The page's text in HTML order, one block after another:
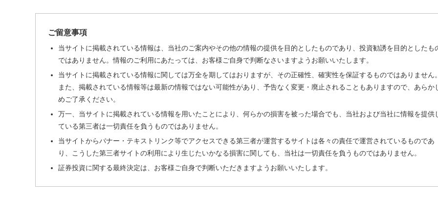
ご留意事項
当サイトに掲載されている情報は、当社のご案内やその他の情報の提供を目的としたものであり、投資勧誘を目的としたも
ではありません。情報のご利用にあたっては、お客様ご自身で判断なさいますようお願いいたします。
当サイトに掲載されている情報に関しては万全を期してはおりますが、その正確性、確実性を保証するものではありません。
また、掲載されている情報等は最新の情報ではない可能性があり、予告なく変更・廃止されることもありますので、あらか
めご了承ください。
万一、当サイトに掲載されている情報を用いたことにより、何らかの損害を被った場合でも、当社および当社に情報を提供
ている第三者は一切責任を負うものではありません。
当サイトからバナー・テキストリンク等でアクセスできる第三者が運営するサイトは各々の責任で運営されているものであ
り、こうした第三者サイトの利用により生じたいかなる損害に関しても、当社は一切責任を負うものではありません。
証券投資に関する最終決定は、お客様ご自身で判断いただきますようお願いいたします。